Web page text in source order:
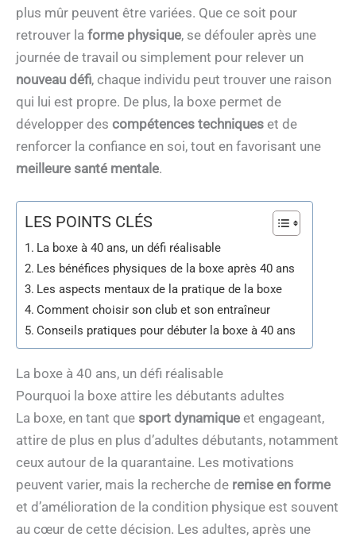
plus mûr peuvent être variées. Que ce soit pour
retrouver la forme physique, se défouler après une
journée de travail ou simplement pour relever un
nouveau défi, chaque individu peut trouver une raison
qui lui est propre. De plus, la boxe permet de
développer des compétences techniques et de
renforcer la confiance en soi, tout en favorisant une
meilleure santé mentale.
LES POINTS CLÉS
La boxe à 40 ans, un défi réalisable
Les bénéfices physiques de la boxe après 40 ans
Les aspects mentaux de la pratique de la boxe
Comment choisir son club et son entraîneur
Conseils pratiques pour débuter la boxe à 40 ans
La boxe à 40 ans, un défi réalisable
Pourquoi la boxe attire les débutants adultes
La boxe, en tant que sport dynamique et engageant,
attire de plus en plus d’adultes débutants, notamment
ceux autour de la quarantaine. Les motivations
peuvent varier, mais la recherche de remise en forme
et d’amélioration de la condition physique est souvent
au cœur de cette décision. Les adultes, après une